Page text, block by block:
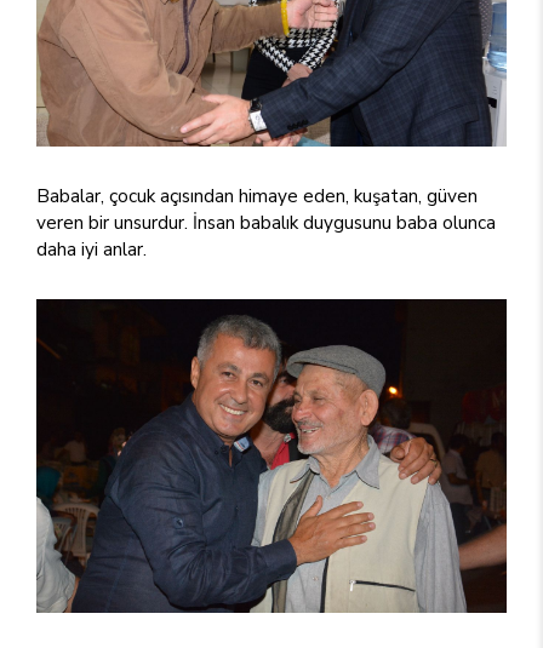
Babalar, çocuk açısından himaye eden, kuşatan, güven
veren bir unsurdur. İnsan babalık duygusunu baba olunca
daha iyi anlar.